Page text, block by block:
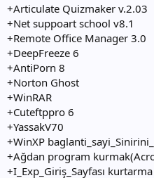
+Articulate Quizmaker v.2.03
+Net suppoart school v8.1
+Remote Office Manager 3.0
+DeepFreeze 6
+AntiPorn 8
+Norton Ghost
+WinRAR
+Cuteftppro 6
+YassakV70
+WinXP
+Ağdan program
+I_Exp_Giriş_Sayfası kurtarma